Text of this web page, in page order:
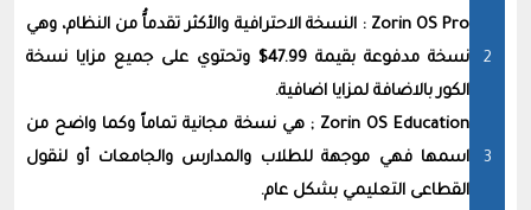
Zorin OS Pro : النسخة الاحترافية والأكثر تقدماًُ من النظام، وهي
نسخة مدفوعة بقيمة 47.99$ وتحتوي على جميع مزايا نسخة
الكور باﻻضافة لمزايا اضافية.
Zorin OS Education ; هي نسخة مجانية تماماً وكما واضح من
اسمها فهي موجهة للطلاب والمدارس والجامعات أو لنقول
القطاعى التعليمي بشكل عام.